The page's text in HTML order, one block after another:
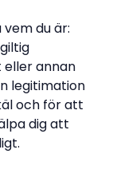
du är:
eller annan
legitimation
och för att
dig att